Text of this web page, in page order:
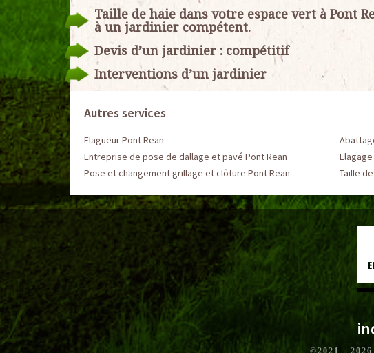
Taille de haie dans votre espace vert à Pont
à un jardinier compétent.
Devis d’un jardinier : compétitif
Interventions d’un jardinier
Autres services
Elagueur Pont Rean
Entreprise de pose de dallage et pavé Pont Rean
Pose et changement grillage et clôture Pont Rean
Taille
©2021 -